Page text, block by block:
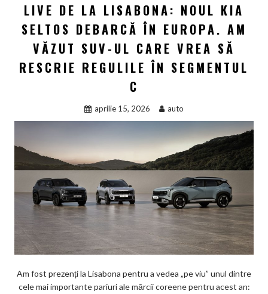
LIVE DE LA LISABONA: NOUL KIA
SELTOS DEBARCĂ ÎN EUROPA. AM
VĂZUT SUV-UL CARE VREA SĂ
RESCRIE REGULILE ÎN SEGMENTUL
C
aprilie 15, 2026 auto
Am fost prezenți la Lisabona pentru a vedea „pe viu” unul dintre
cele mai importante pariuri ale mărcii coreene pentru acest an: